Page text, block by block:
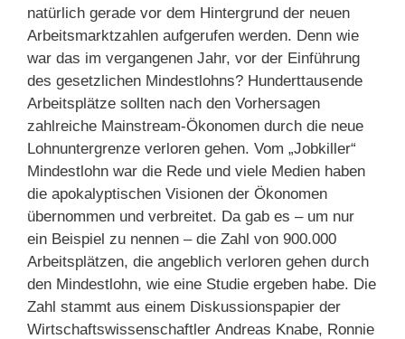
natürlich gerade vor dem Hintergrund der neuen
Arbeitsmarktzahlen aufgerufen werden. Denn wie
war das im vergangenen Jahr, vor der Einführung
des gesetzlichen Mindestlohns? Hunderttausende
Arbeitsplätze sollten nach den Vorhersagen
zahlreiche Mainstream-Ökonomen durch die neue
Lohnuntergrenze verloren gehen. Vom „Jobkiller“
Mindestlohn war die Rede und viele Medien haben
die apokalyptischen Visionen der Ökonomen
übernommen und verbreitet. Da gab es – um nur
ein Beispiel zu nennen – die Zahl von 900.000
Arbeitsplätzen, die angeblich verloren gehen durch
den Mindestlohn, wie eine Studie ergeben habe. Die
Zahl stammt aus einem Diskussionspapier der
Wirtschaftswissenschaftler Andreas Knabe, Ronnie